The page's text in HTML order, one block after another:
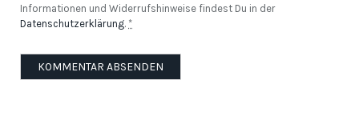
Informationen und Widerrufshinweise findest Du in der
Datenschutzerklärung. *